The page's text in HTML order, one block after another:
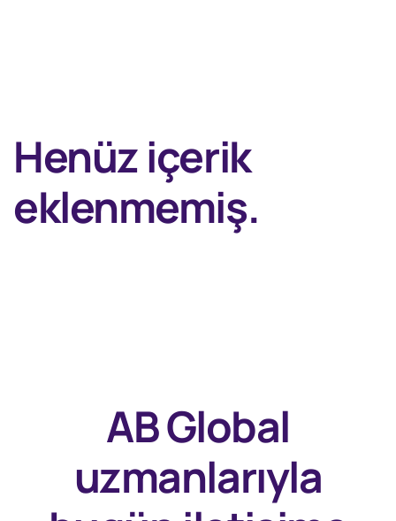
Henüz içerik
eklenmemiş.
AB Global
uzmanlarıyla